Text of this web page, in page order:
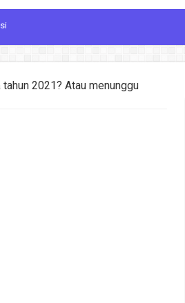
2021? Atau menunggu